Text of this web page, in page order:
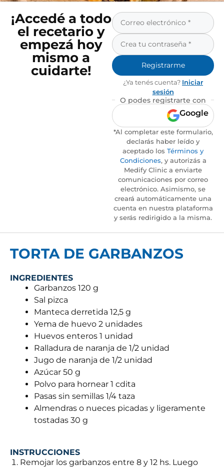
¡Accedé a todo
el recetario y
empezá hoy
mismo a
cuidarte!
Registrarme
¿Ya tenés cuenta? Iniciar
sesión
O podes registrarte con
Google
*Al completar este formulario,
declarás haber leído y
aceptado los Términos y
Condiciones, y autorizás a
Medify Clinic a enviarte
comunicaciones por correo
electrónico. Asimismo, se
creará automáticamente una
cuenta en nuestra plataforma
y serás redirigido a la misma.
TORTA DE GARBANZOS
INGREDIENTES
Garbanzos 120 g
Sal pizca
Manteca derretida 12,5 g
Yema de huevo 2 unidades
Huevos enteros 1 unidad
Ralladura de naranja de 1/2 unidad
Jugo de naranja de 1/2 unidad
Azúcar 50 g
Polvo para hornear 1 cdita
Pasas sin semillas 1/4 taza
Almendras o nueces picadas y ligeramente
tostadas 30 g
INSTRUCCIONES
Remojar los garbanzos entre 8 y 12 hs. Luego